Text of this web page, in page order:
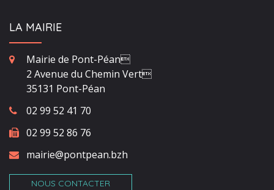
LA MAIRIE
Mairie de Pont-Péan
2 Avenue du Chemin Vert
35131 Pont-Péan
02 99 52 41 70
02 99 52 86 76
mairie@pontpean.bzh
NOUS CONTACTER